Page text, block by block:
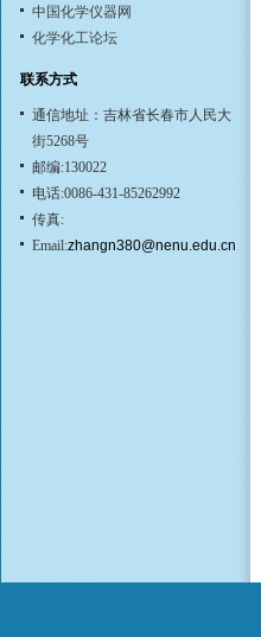
中国化学仪器网
化学化工论坛
联系方式
通信地址：吉林省长春市人民大
街5268号
邮编:130022
电话:0086-431-85262992
传真:
Email:zhangn380@nenu.edu.cn